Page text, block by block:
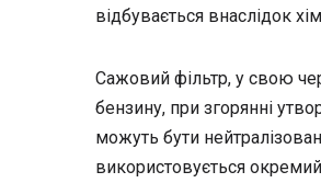
відбувається внаслідок
Сажовий фільтр, у свою
бензину, при згорянні
можуть бути
використовується